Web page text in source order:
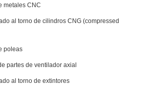
metales CNC
al torno de cilindros CNG (compressed
poleas
partes de ventilador axial
al torno de extintores